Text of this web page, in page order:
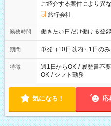
ご紹介する案件により異な
旅行会社
勤務時間 働きたい日だけ働ける登録
期間 単発（10日以内・1日のみ
特徴 週1日からOK / 履歴書不要
OK / シフト勤務
気になる！ 応